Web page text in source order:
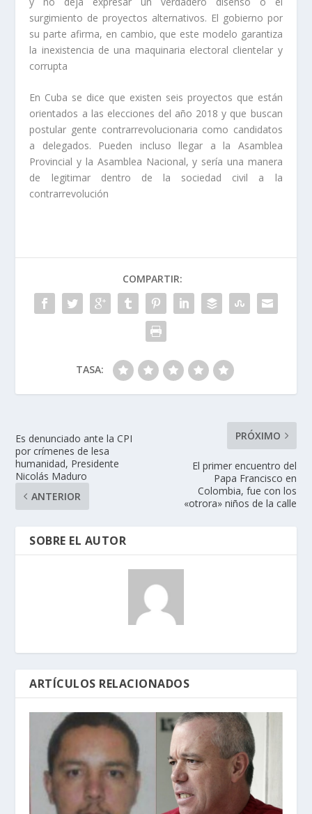
surgimiento de proyectos alternativos. El gobierno por
su parte afirma, en cambio, que este modelo garantiza
la inexistencia de una maquinaria electoral clientelar y
corrupta
En Cuba se dice que existen seis proyectos que están
orientados a las elecciones del año 2018 y que buscan
postular gente contrarrevolucionaria como candidatos
a delegados. Pueden incluso llegar a la Asamblea
Provincial y la Asamblea Nacional, y sería una manera
de legitimar dentro de la sociedad civil a la
contrarrevolución
COMPARTIR:
TASA:
Es denunciado ante la CPI
por crímenes de lesa
humanidad, Presidente
Nicolás Maduro
ANTERIOR
PRÓXIMO
El primer encuentro del
Papa Francisco en
Colombia, fue con los
«otrora» niños de la calle
SOBRE EL AUTOR
ARTÍCULOS RELACIONADOS